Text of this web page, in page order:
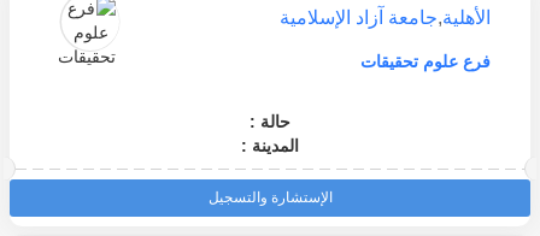
الأهلية,جامعة آزاد الإسلامية
فرع علوم تحقيقات
حالة :
المدينة :
الإستشارة والتسجيل